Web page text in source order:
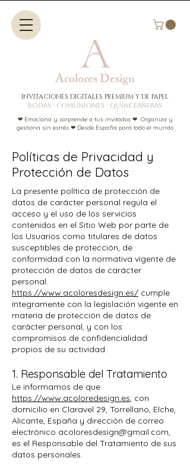
❤ Emociona y sorprende a tus invitados ❤ Organiza y
gestiona sin estrés ❤ Desde España para todo el mundo
INVITACIONES DIGITALES PREMIUM Y DE PAPEL
BODAS · COMUNIONES · QUINCEAÑERAS
Acolores Design​​
Políticas de Privacidad y
Protección de Datos
La presente política de protección de
datos de carácter personal regula el
acceso y el uso de los servicios
contenidos en el Sitio Web por parte de
los Usuarios como titulares de datos
susceptibles de protección, de
conformidad con la normativa vigente de
protección de datos de carácter
personal.
https://www.acoloresdesign.es/ cumple
íntegramente con la legislación vigente en
materia de protección de datos de
carácter personal, y con los
compromisos de confidencialidad
propios de su actividad.
1. Responsable del Tratamiento
Le informamos de que
https://www.acoloredesign.es, con
domicilio en Claravel 29, Torrellano, Elche,
Alicante, España y dirección de correo
electrónico acoloresdesign@gmail.com,
es el Responsable del Tratamiento de sus
datos personales.